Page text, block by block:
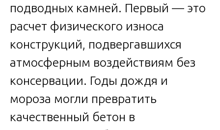
подводных камней. Первый — это
расчет физического износа
конструкций, подвергавшихся
атмосферным воздействиям без
консервации. Годы дождя и
мороза могли превратить
качественный бетон в